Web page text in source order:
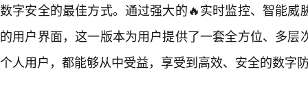
数字安全的最佳方式。通过强大的🔥实时监控、智能威
的用户界面，这一版本为用户提供了一套全方位、多层
个人用户，都能够从中受益，享受到高效、安全的数字